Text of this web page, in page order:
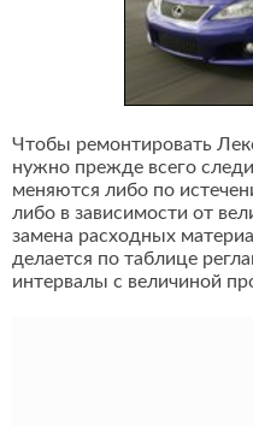
Чтобы ремонтировать
нужно прежде всего
меняются либо по
либо в зависимости от
замена расходных
делается по таблице
интервалы с величиной